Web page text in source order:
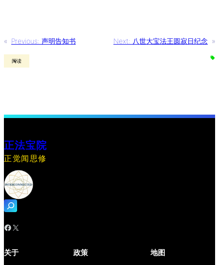
« Previous: 声明告知书 Next: 八世大宝法王圆寂日纪念 »
阅读
正法宝院
正觉闻思修
搜
索
Facebook X
关于 政策 地图